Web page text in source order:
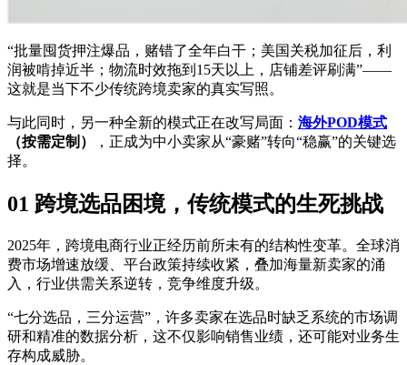
“批量囤货押注爆品，赌错了全年白干；美国关税加征后，利
润被啃掉近半；物流时效拖到15天以上，店铺差评刷满”——
这就是当下不少传统跨境卖家的真实写照。
与此同时，另一种全新的模式正在改写局面： 海外POD模式
（按需定制）
，正成为中小卖家从“豪赌”转向“稳赢”的关键选
择。
01 跨境选品困境，传统模式的生死挑战
2025年，跨境电商行业正经历前所未有的结构性变革。全球消
费市场增速放缓、平台政策持续收紧，叠加海量新卖家的涌
入，行业供需关系逆转，竞争维度升级。
“七分选品，三分运营”，许多卖家在选品时缺乏系统的市场调
研和精准的数据分析，这不仅影响销售业绩，还可能对业务生
存构成威胁。